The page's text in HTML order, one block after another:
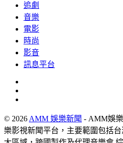
追劇
音樂
電影
時尚
影音
訊息平台
© 2026 AMM 娛樂新聞 - AMM娛
樂影視新聞平台，主要範圍包括